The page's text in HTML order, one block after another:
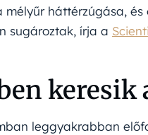
háttérzúgása,
sugároztak, írja a
keresik
leggyakrabban